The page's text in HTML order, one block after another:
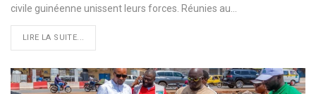
civile guinéenne unissent leurs forces. Réunies au…
LIRE LA SUITE...